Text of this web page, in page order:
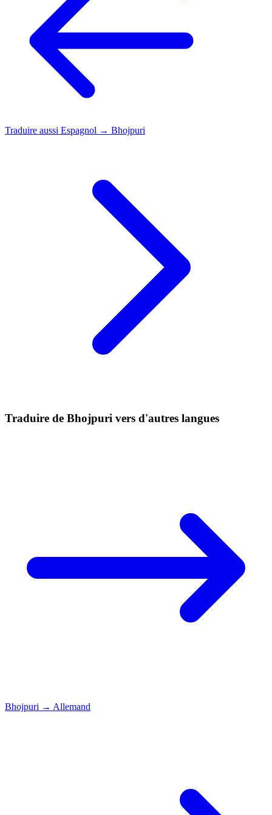
Traduire aussi Espagnol → Bhojpuri
Traduire de Bhojpuri vers d'autres langues
Bhojpuri → Allemand